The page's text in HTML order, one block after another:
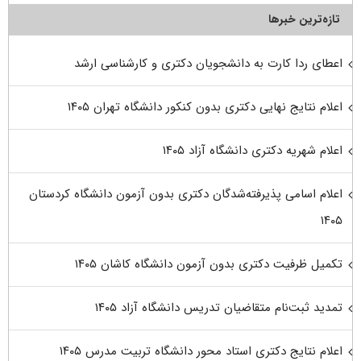
تازه‌ترین خبرها
اعطای ردا کارت به دانشجویان دکتری و کارشناسی ارشد
اعلام نتایج نهایی دکتری بدون کنکور دانشگاه تهران ۱۴۰۵
اعلام شهریه دکتری دانشگاه آزاد ۱۴۰۵
اعلام اسامی پذیرفته‌شدگان دکتری بدون آزمون دانشگاه کردستان
۱۴۰۵
تکمیل ظرفیت دکتری بدون آزمون دانشگاه کاشان ۱۴۰۵
تمدید ثبت‌نام متقاضیان تدریس دانشگاه آزاد ۱۴۰۵
اعلام نتایج دکتری استاد محور دانشگاه تربیت مدرس ۱۴۰۵